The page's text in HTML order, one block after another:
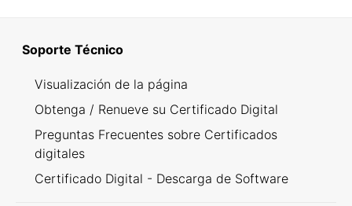
Soporte Técnico
Visualización de la página
Obtenga / Renueve su Certificado Digital
Preguntas Frecuentes sobre Certificados
digitales
Certificado Digital - Descarga de Software